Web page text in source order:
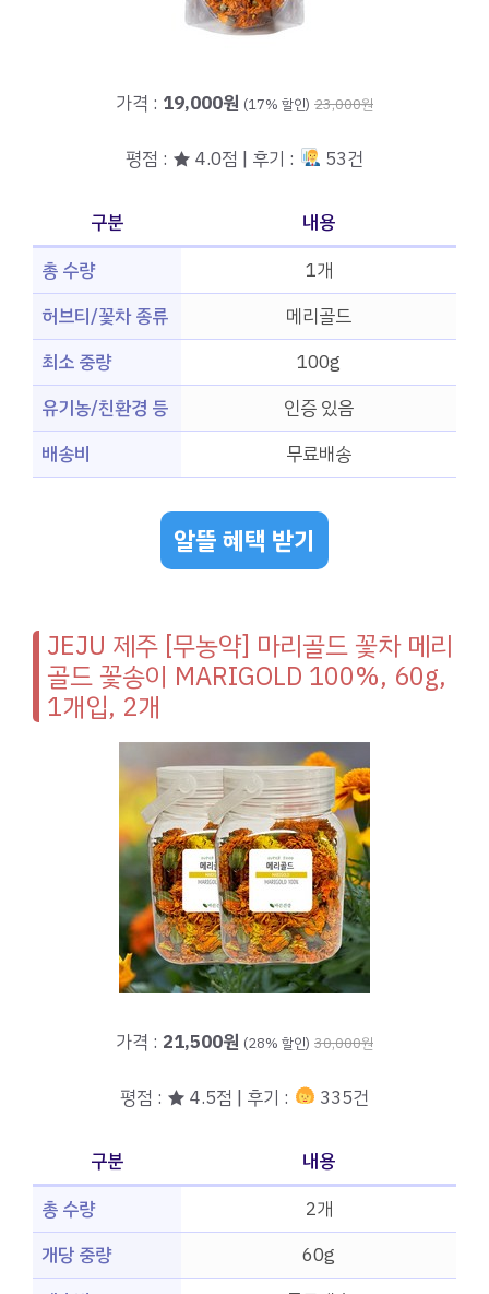
가격 : 19,000원 (17% 할인) 23,000원
평점 : ★ 4.0점 | 후기 : 53건
구분
내용
총 수량
1개
허브티/꽃차 종류
메리골드
최소 중량
100g
유기농/친환경 등
인증 있음
배송비
무료배송
알뜰 혜택 받기
JEJU 제주 [무농약] 마리골드 꽃차 메리
골드 꽃송이 MARIGOLD 100%, 60g,
1개입, 2개
가격 : 21,500원 (28% 할인) 30,000원
평점 : ★ 4.5점 | 후기 : 335건
구분
내용
총 수량
2개
개당 중량
60g